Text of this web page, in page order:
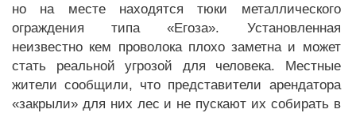
но на месте находятся тюки металлического
ограждения типа «Егоза». Установленная
неизвестно кем проволока плохо заметна и может
стать реальной угрозой для человека. Местные
жители сообщили, что представители арендатора
«закрыли» для них лес и не пускают их собирать в